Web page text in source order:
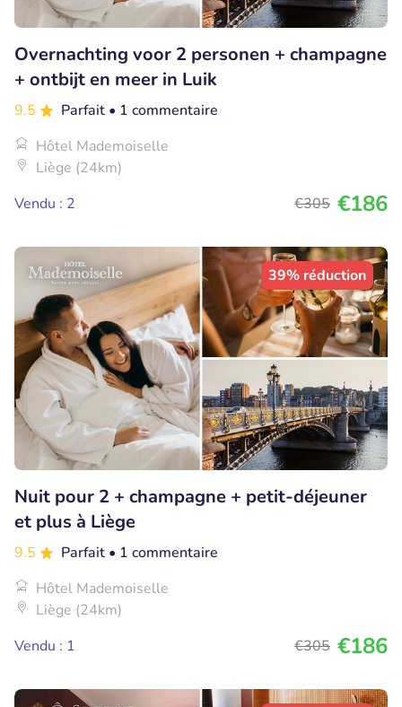
Overnachting voor 2 personen + champagne
+ ontbijt en meer in Luik
9.5 Parfait • 1 commentaire
Hôtel Mademoiselle
Liège (24km)
Vendu : 2
€305 €186
39% réduction
Nuit pour 2 + champagne + petit-déjeuner
et plus à Liège
9.5 Parfait • 1 commentaire
Hôtel Mademoiselle
Liège (24km)
Vendu : 1
€305 €186